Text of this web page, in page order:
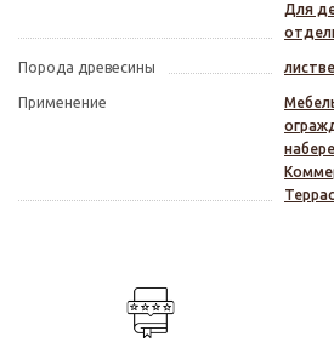
Для
Порода древесины
Применение